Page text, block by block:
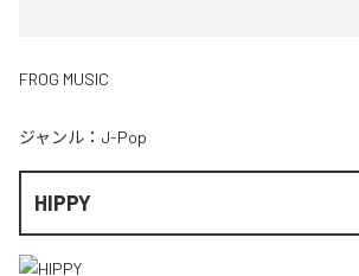
FROG MUSIC
ジャンル： J-Pop
HIPPY